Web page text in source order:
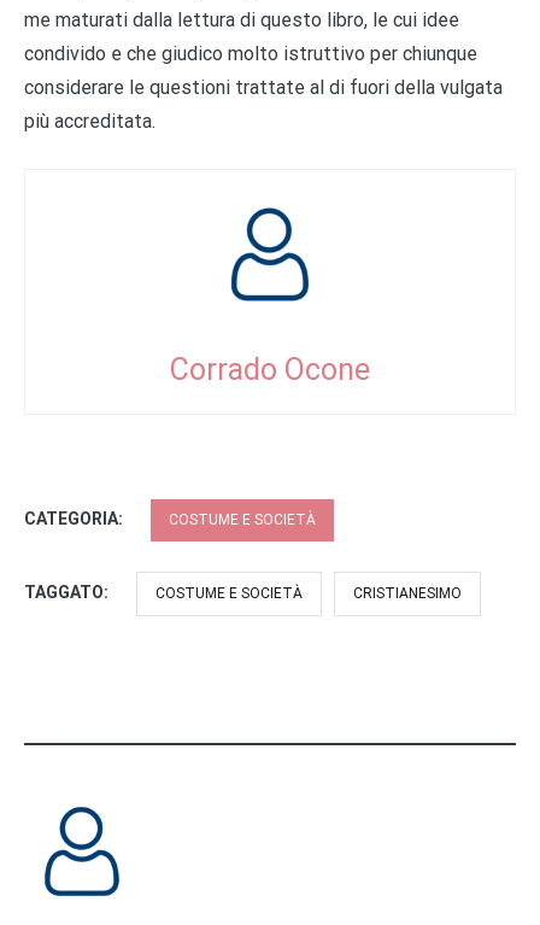
me maturati dalla lettura di questo libro, le cui idee
condivido e che giudico molto istruttivo per chiunque
considerare le questioni trattate al di fuori della vulgata
più accreditata.
Corrado Ocone
CATEGORIA: COSTUME E SOCIETÀ
TAGGATO: COSTUME E SOCIETÀ CRISTIANESIMO